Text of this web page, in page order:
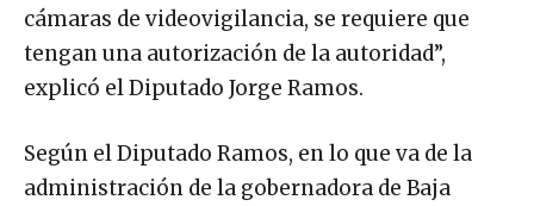
cámaras de videovigilancia, se requiere que
tengan una autorización de la autoridad”,
explicó el Diputado Jorge Ramos.
Según el Diputado Ramos, en lo que va de la
administración de la gobernadora de Baja